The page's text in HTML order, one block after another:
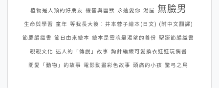
植物是人類的好朋友 機智與幽默 永遠愛你 湯屋 無臉男
生命與學習 童年 等我長大後：井本蓉子繪本(日文) (附中文翻譯)
節慶編織書 節日由來繪本 繪本是靈魂最渴望的養份 聖誕節編織書
親親文化 迷人的「傳說」故事 鉤針編織可愛換衣娃娃玩偶書
關愛「動物」的故事 電影動畫彩色故事 頭痛的小孩 驚弓之鳥